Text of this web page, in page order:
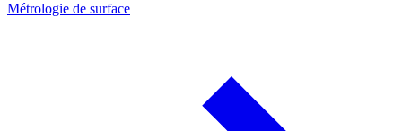
Métrologie de surface